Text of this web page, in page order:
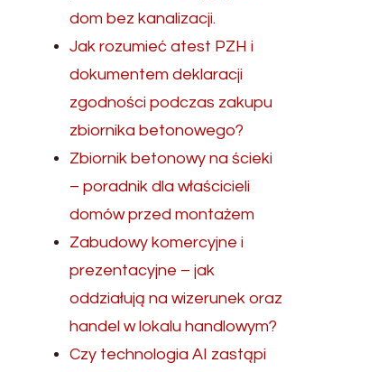
dom bez kanalizacji.
Jak rozumieć atest PZH i
dokumentem deklaracji
zgodności podczas zakupu
zbiornika betonowego?
Zbiornik betonowy na ścieki
– poradnik dla właścicieli
domów przed montażem
Zabudowy komercyjne i
prezentacyjne – jak
oddziałują na wizerunek oraz
handel w lokalu handlowym?
Czy technologia AI zastąpi